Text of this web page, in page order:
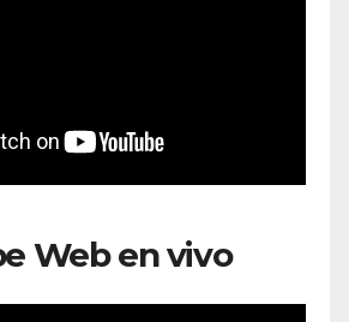
Web en vivo